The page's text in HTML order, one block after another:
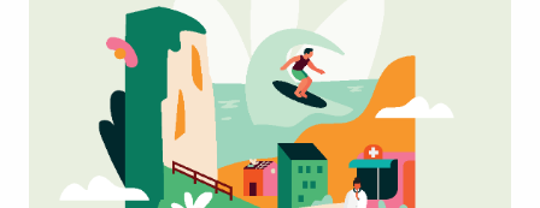
O2 falaises